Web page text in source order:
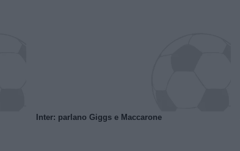
Inter: parlano Giggs e Maccarone